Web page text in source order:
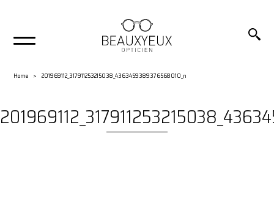
Home 201969112_317911253215038_4363459389376568010_n